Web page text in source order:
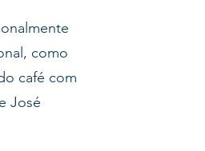
como
café com
José